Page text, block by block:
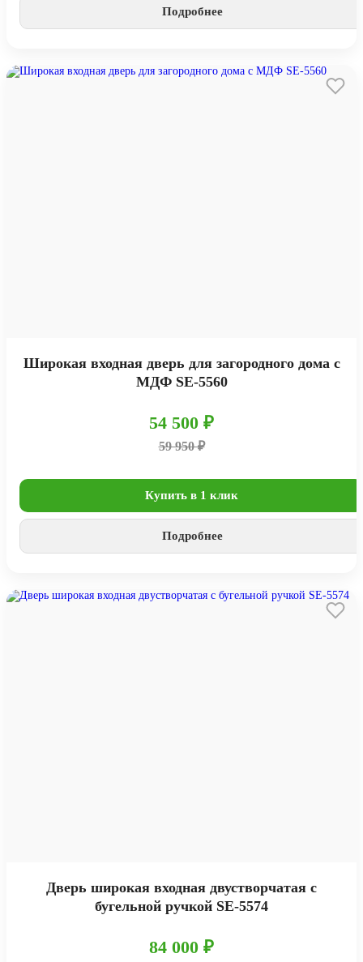
Подробнее
Широкая входная дверь для загородного дома с
МДФ SE-5560
54 500 ₽
59 950 ₽
Купить в 1 клик
Подробнее
Дверь широкая входная двустворчатая с
бугельной ручкой SE-5574
84 000 ₽